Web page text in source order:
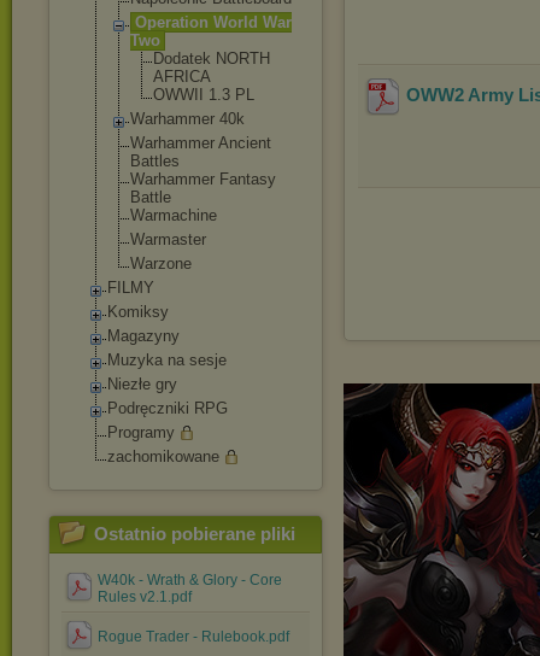
Operation World War
Two
Dodatek NORTH
AFRICA
OWWII 1.3 PL
Warhammer 40k
Warhammer Ancient
Battles
Warhammer Fantasy
Battle
Warmachine
Warmaster
Warzone
FILMY
Komiksy
Magazyny
Muzyka na sesje
Niezłe gry
Podręczniki RPG
Programy
zachomikowane
Ostatnio pobierane pliki
W40k - Wrath & Glory - Core
Rules v2.1.pdf
Rogue Trader - Rulebook.pdf
OWW2 Army